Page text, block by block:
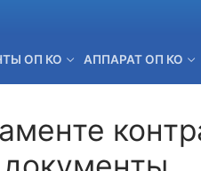
ОП КО АППАРАТ ОП КО